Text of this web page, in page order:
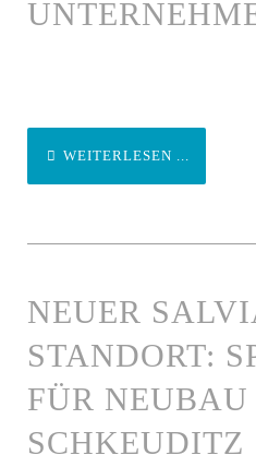
WEITERLESEN ...
NEUER
STANDORT:
FÜR
SCHKEUDITZ